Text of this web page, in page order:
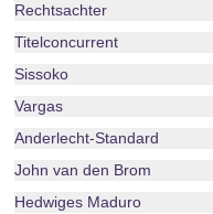
Rechtsachter
Titelconcurrent
Sissoko
Vargas
Anderlecht-Standard
John van den Brom
Hedwiges Maduro